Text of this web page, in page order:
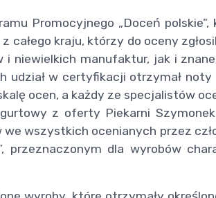
Promocyjnego „Doceń
całego kraju, którzy do oceny
niewielkich manufaktur, jak i
udział w certyfikacji otrzymał
ocen, a każdy ze specjalistów
z oferty Piekarni
wszystkich ocenianych przez
przeznaczonym dla wyrobów